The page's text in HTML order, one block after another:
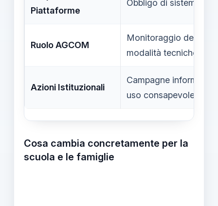
Piattaforme
Obbligo di sistemi di
Ruolo AGCOM
Monitoraggio del
modalità tecniche
Azioni Istituzionali
Campagne
uso consapevole
Cosa cambia concretamente per la
scuola e le famiglie